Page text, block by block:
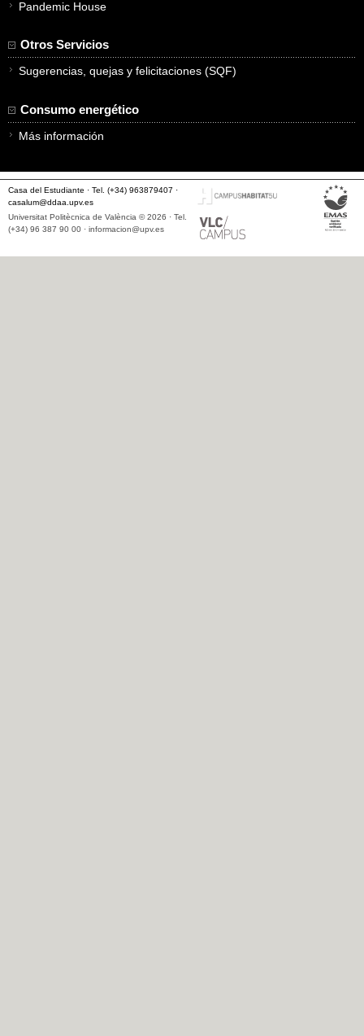
Pandemic House
Otros Servicios
Sugerencias, quejas y felicitaciones (SQF)
Consumo energético
Más información
Casa del Estudiante · Tel. (+34) 963879407 ·
casalum@ddaa.upv.es
Universitat Politècnica de València © 2026 · Tel.
(+34) 96 387 90 00 · informacion@upv.es